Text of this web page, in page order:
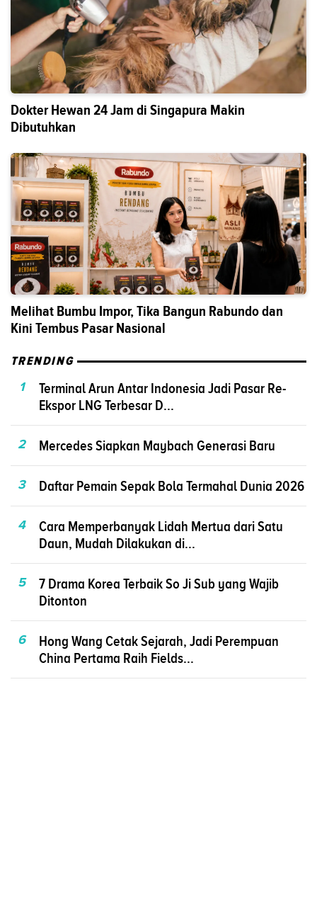
Dokter Hewan 24 Jam di Singapura Makin
Dibutuhkan
Melihat Bumbu Impor, Tika Bangun Rabundo dan
Kini Tembus Pasar Nasional
TRENDING
1
Terminal Arun Antar Indonesia Jadi Pasar Re-
Ekspor LNG Terbesar D...
2 Mercedes Siapkan Maybach Generasi Baru
3 Daftar Pemain Sepak Bola Termahal Dunia 2026
4
Cara Memperbanyak Lidah Mertua dari Satu
Daun, Mudah Dilakukan di...
5
7 Drama Korea Terbaik So Ji Sub yang Wajib
Ditonton
6
Hong Wang Cetak Sejarah, Jadi Perempuan
China Pertama Raih Fields...